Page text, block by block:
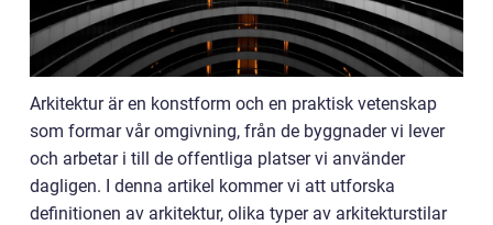
Arkitektur är en konstform och en praktisk vetenskap
som formar vår omgivning, från de byggnader vi lever
och arbetar i till de offentliga platser vi använder
dagligen. I denna artikel kommer vi att utforska
definitionen av arkitektur, olika typer av arkitekturstilar